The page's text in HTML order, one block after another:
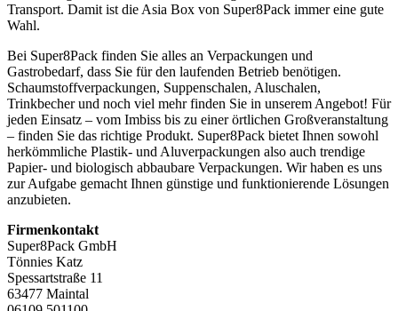
Transport. Damit ist die Asia Box von Super8Pack immer eine gute
Wahl.
Bei Super8Pack finden Sie alles an Verpackungen und
Gastrobedarf, dass Sie für den laufenden Betrieb benötigen.
Schaumstoffverpackungen, Suppenschalen, Aluschalen,
Trinkbecher und noch viel mehr finden Sie in unserem Angebot! Für
jeden Einsatz – vom Imbiss bis zu einer örtlichen Großveranstaltung
– finden Sie das richtige Produkt. Super8Pack bietet Ihnen sowohl
herkömmliche Plastik- und Aluverpackungen also auch trendige
Papier- und biologisch abbaubare Verpackungen. Wir haben es uns
zur Aufgabe gemacht Ihnen günstige und funktionierende Lösungen
anzubieten.
Firmenkontakt
Super8Pack GmbH
Tönnies Katz
Spessartstraße 11
63477 Maintal